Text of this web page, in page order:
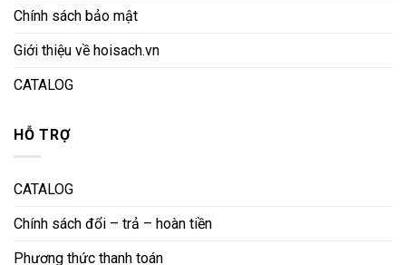
Chính sách bảo mật
Giới thiệu về hoisach.vn
CATALOG
HỖ TRỢ
CATALOG
Chính sách đổi – trả – hoàn tiền
Phương thức thanh toán